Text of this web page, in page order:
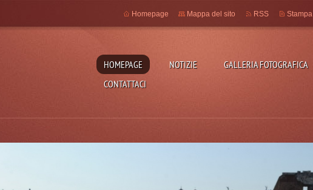
HOMEPAGE NOTIZIE GALLERIA FOTOGRAFICA
CONTATTACI
Homepage Mappa del sito RSS Stampa